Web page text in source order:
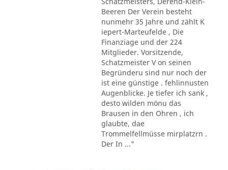
Beeren Der Verein besteht
nunmehr 35 Jahre und zählt K
iepert-Marteufelde , Die
Finanziage und der 224
Mitglieder. Vorsitzende,
Schatzmeister V on seinen
Begründeru sind nur noch der
ist eine günstige . fehlinnusten
Augenblicke. Je tiefer ich sank ,
desto wilden mönu das
Brausen in den Ohren , ich
glaubte, dae
Trommelfellmüsse mirplatzrn .
Der In ..."